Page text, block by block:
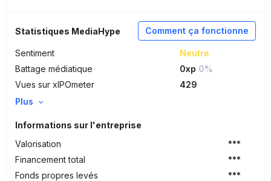
Comment ça fonctionne
Statistiques MediaHype
Sentiment
Neutre
Battage médiatique
0xp 0%
Vues sur xIPOmeter
429
Plus
Informations sur l'entreprise
Valorisation
***
Financement total
***
Fonds propres levés
***